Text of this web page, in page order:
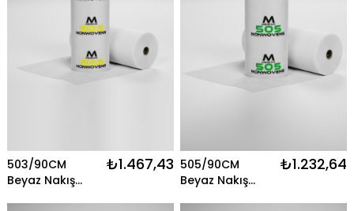
503/90CM
Beyaz Nakış
₺1.467,43 505/90CM
Beyaz Nakış
₺1.232,64